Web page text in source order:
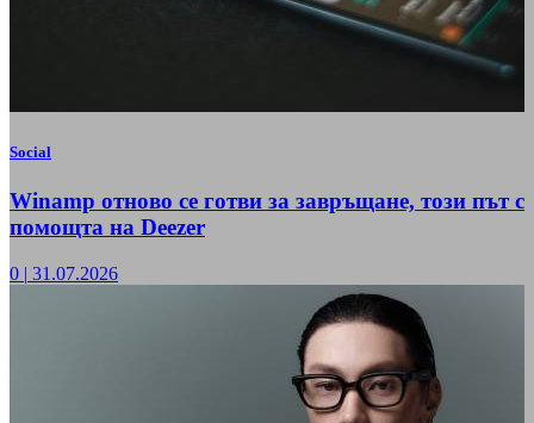
Social
Winamp отново се готви за завръщане, този път с
помощта на Deezer
0 | 31.07.2026